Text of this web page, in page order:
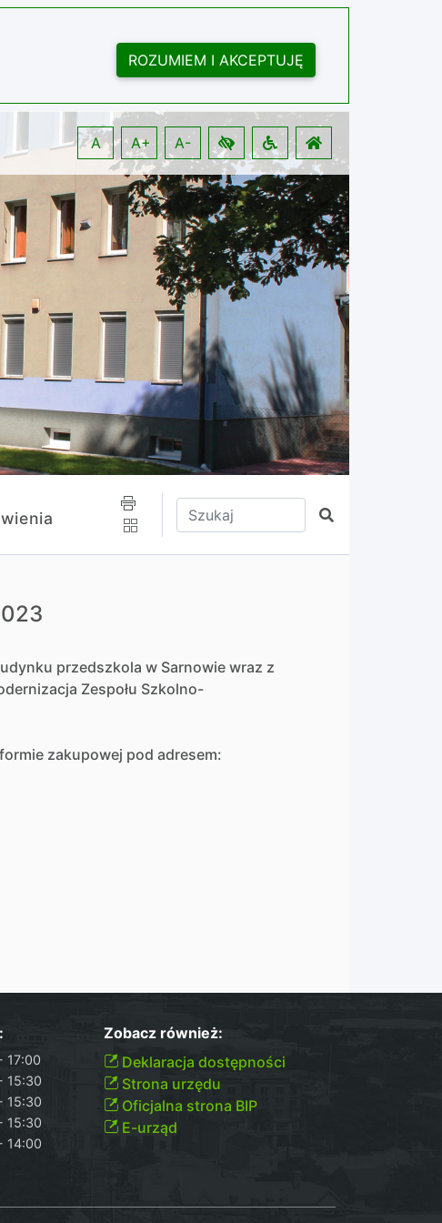
ROZUMIEM I AKCEPTUJĘ
A A+ A-
Wpisz tekst do wyszukania
Szukaj
przedszkola w Sarnowie wraz z
Zespołu Szkolno-
zakupowej pod adresem:
17:00
15:30
15:30
15:30
14:00
Zobacz również:
Deklaracja dostępności
Strona urzędu
Oficjalna strona BIP
E-urząd